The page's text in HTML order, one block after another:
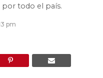
por todo el país.
pm